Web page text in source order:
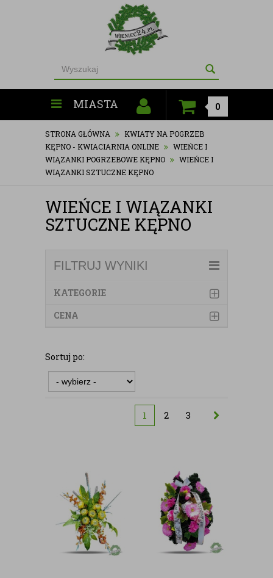
MIASTA 0
STRONA GŁÓWNA
KWIATY NA POGRZEB
KĘPNO - KWIACIARNIA ONLINE
WIEŃCE I
WIĄZANKI POGRZEBOWE KĘPNO
WIEŃCE I
WIĄZANKI SZTUCZNE KĘPNO
WIEŃCE I WIĄZANKI
SZTUCZNE KĘPNO
FILTRUJ WYNIKI
KATEGORIE
CENA
Sortuj po:
1 2 3